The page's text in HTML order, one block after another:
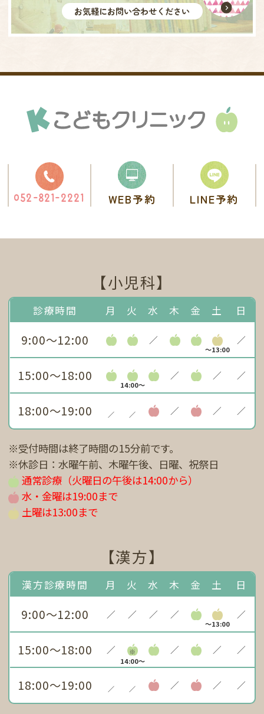
お気軽にお問い合わせください
052-821-2221 WEB予約 LINE予約
【小児科】
診療時間 月 火 水 木 金 土 日
9:00～12:00 ／
～13:00
／
15:00～18:00
14:00～
／ ／ ／
18:00～19:00 ／ ／ ／ ／ ／
※受付時間は終了時間の15分前です。
※休診日：水曜午前、木曜午後、日曜、祝祭日
通常診療（火曜日の午後は14:00から）
水・金曜は19:00まで
土曜は13:00まで
【漢方】
漢方診療時間 月 火 水 木 金 土 日
9:00～12:00 ／ ／ ／ ／
～13:00
／
15:00～18:00 ／
※
14:00～
／ ／ ／
18:00～19:00 ／ ／ ／ ／ ／